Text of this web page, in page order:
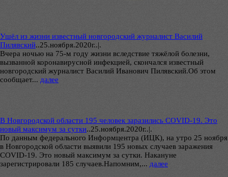
Ушёл из жизни известный новгородский журналист Василий
Пилявский..25.ноября.2020г..|.
Вчера ночью на 75-м году жизни вследствие тяжёлой болезни,
вызванной коронавирусной инфекцией, скончался известный
новгородский журналист Василий Иванович Пилявский.Об этом
сообщает... далее
В Новгородской области 195 человек заразились COVID-19. Это
новый максимум за сутки..25.ноября.2020г..|.
По данным федерального Информцентра (ИЦК), на утро 25 ноября
в Новгородской области выявили 195 новых случаев заражения
COVID-19. Это новый максимум за сутки. Накануне
зарегистрировали 185 случаев.Напомним,... далее